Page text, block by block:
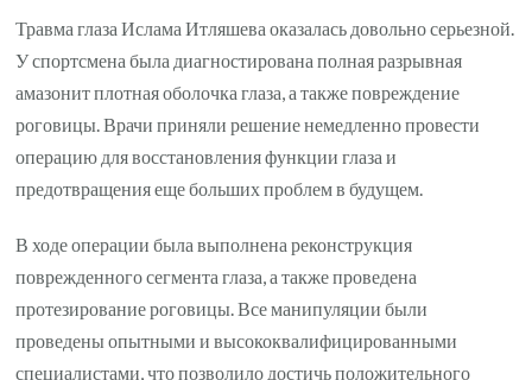
Травма глаза Ислама Итляшева оказалась довольно серьезной.
У спортсмена была диагностирована полная разрывная
амазонит плотная оболочка глаза, а также повреждение
роговицы. Врачи приняли решение немедленно провести
операцию для восстановления функции глаза и
предотвращения еще больших проблем в будущем.
В ходе операции была выполнена реконструкция
поврежденного сегмента глаза, а также проведена
протезирование роговицы. Все манипуляции были
проведены опытными и высококвалифицированными
специалистами, что позволило достичь положительного